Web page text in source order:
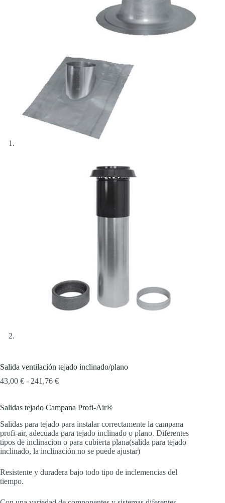
Salida ventilación tejado inclinado/plano
43,00 € - 241,76 €Rango
desde
hasta
241,76 €
Salidas tejado Campana Profi-Air®
Salidas para tejado para instalar correctamente la campana
profi-air, adecuada para tejado inclinado o plano. Diferentes
tipos de inclinacion o para cubierta plana(salida para tejado
inclinado, la inclinación no se puede ajustar)
Resistente y duradera bajo todo tipo de inclemencias del
tiempo.